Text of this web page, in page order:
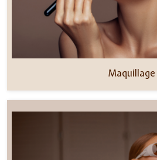
Maquillage